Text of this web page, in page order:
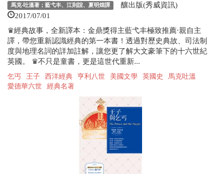
馬克‧吐溫著；藍弋丰、江則誼、夏明煌譯 釀出版(秀威資訊)
2017/07/01
♛經典故事，全新譯本：金鼎獎得主藍弋丰極致推薦‧親自主
譯，帶您重新認識經典的第一本書！透過對歷史典故、司法制
度與地理名詞的詳加註解，讓您更了解大文豪筆下的十六世紀
英國。 ♛不只是童書，更是這世代重新...
乞丐 王子 西洋經典 亨利八世 美國文學 英國史
馬克吐溫
愛德華六世
經典名著